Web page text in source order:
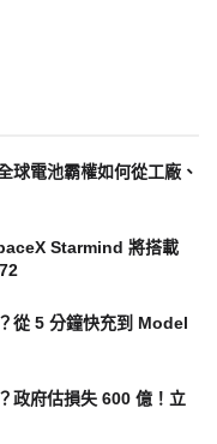
球電池霸權如何從工廠、
Starmind 將搭載
從 5 分鐘快充到 Model
政府估損失 600 億！立